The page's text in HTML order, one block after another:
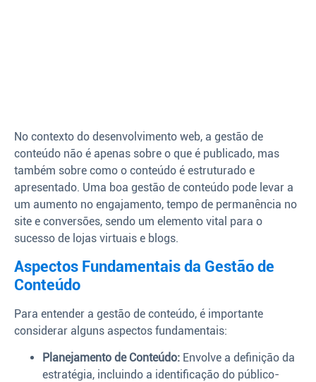
No contexto do desenvolvimento web, a gestão de
conteúdo não é apenas sobre o que é publicado, mas
também sobre como o conteúdo é estruturado e
apresentado. Uma boa gestão de conteúdo pode levar a
um aumento no engajamento, tempo de permanência no
site e conversões, sendo um elemento vital para o
sucesso de lojas virtuais e blogs.
Aspectos Fundamentais da Gestão de
Conteúdo
Para entender a gestão de conteúdo, é importante
considerar alguns aspectos fundamentais:
Planejamento de Conteúdo: Envolve a definição da
estratégia, incluindo a identificação do público-